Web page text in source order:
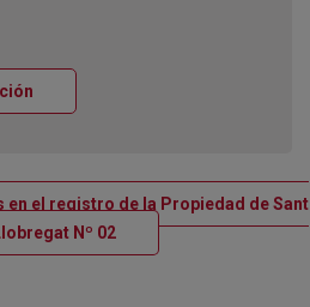
el registro de la Propiedad de Sant
Nº 02Ventana nueva